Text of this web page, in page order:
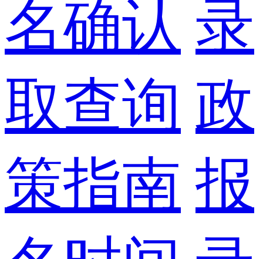
名确认 录
取查询 政
策指南 报